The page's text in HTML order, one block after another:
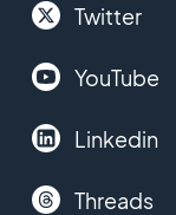
Twitter
YouTube
Linkedin
Threads